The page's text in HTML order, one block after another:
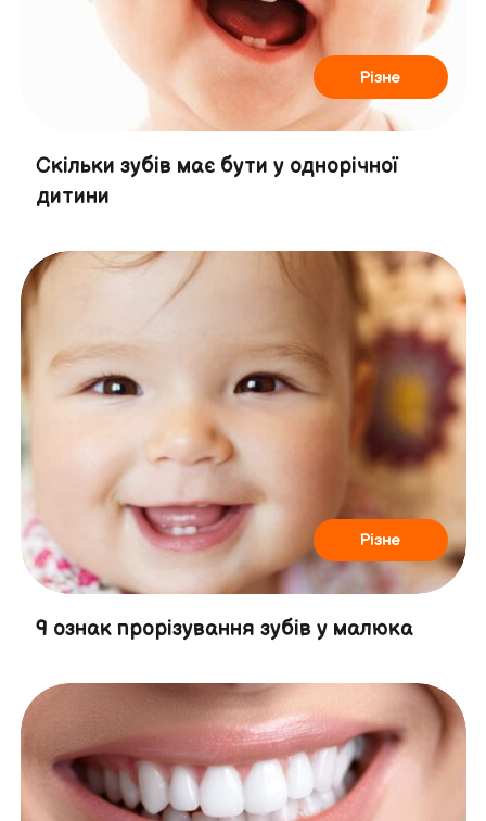
Різне
Скільки зубів має бути у однорічної
дитини
Різне
9 ознак прорізування зубів у малюка